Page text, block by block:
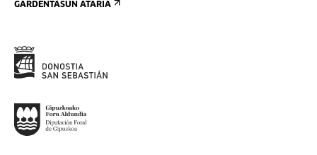
GARDENTASUN ATARIA